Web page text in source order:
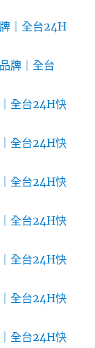
｜全台24H
牌｜全台
全台24H快
全台24H快
全台24H快
全台24H快
全台24H快
全台24H快
全台24H快